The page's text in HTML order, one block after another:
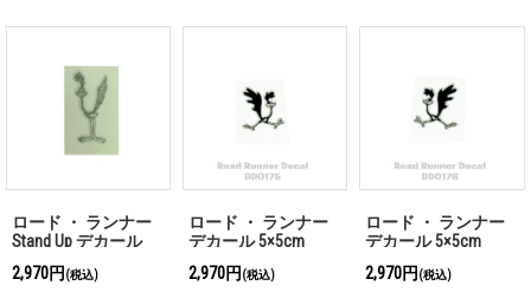
ロード ・ ランナー
Stand Up デカール
2,970円 (税込)
ロード ・ ランナー
デカール 5×5cm
2,970円 (税込)
ロード ・ ランナー
デカール 5×5cm
2,970円 (税込)